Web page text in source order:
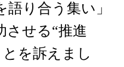
り合う集い」
させる“推進
を訴えまし